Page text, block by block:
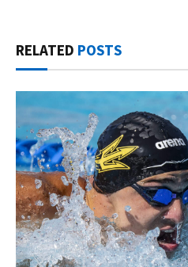
RELATED POSTS